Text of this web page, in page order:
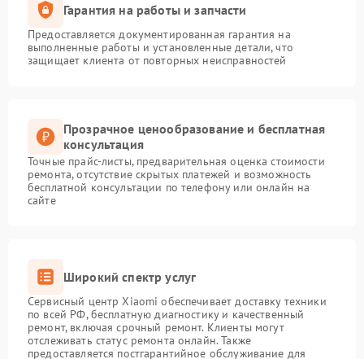
Гарантия на работы и запчасти
Предоставляется документированная гарантия на
выполненные работы и установленные детали, что
защищает клиента от повторных неисправностей
Прозрачное ценообразование и бесплатная
консультация
Точные прайс-листы, предварительная оценка стоимости
ремонта, отсутствие скрытых платежей и возможность
бесплатной консультации по телефону или онлайн на
сайте
Широкий спектр услуг
Сервисный центр Xiaomi обеспечивает доставку техники
по всей РФ, бесплатную диагностику и качественный
ремонт, включая срочный ремонт. Клиенты могут
отслеживать статус ремонта онлайн. Также
предоставляется постгарантийное обслуживание для